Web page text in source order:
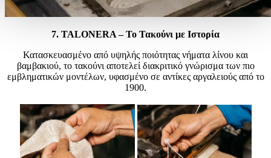
7. TALONERA – Το Τακούνι με Ιστορία
Κατασκευασμένο από υψηλής ποιότητας νήματα λίνου και
βαμβακιού, το τακούνι αποτελεί διακριτικό γνώρισμα των πιο
εμβληματικών μοντέλων, υφασμένο σε αντίκες αργαλειούς από το
1900.